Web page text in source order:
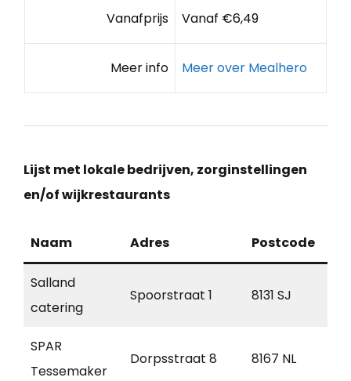
Vanafprijs Vanaf €6,49
Meer info Meer over Mealhero
Lijst met lokale bedrijven, zorginstellingen
en/of wijkrestaurants
Naam Adres Postcode
Salland
catering
Spoorstraat 1 8131 SJ
SPAR
Tessemaker
Dorpsstraat 8 8167 NL